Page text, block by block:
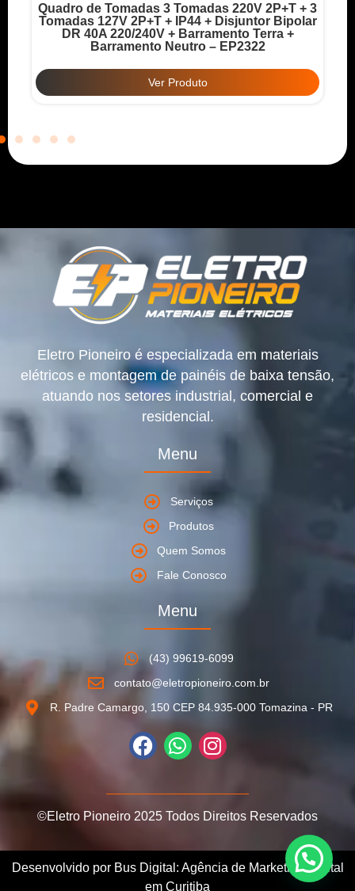
Quadro de Tomadas 3 Tomadas 220V 2P+T + 3
Tomadas 127V 2P+T + IP44 + Disjuntor Bipolar
DR 40A 220/240V + Barramento Terra +
Barramento Neutro – EP2322
Ver Produto
Eletro Pioneiro é especializada em materiais
elétricos e montagem de painéis de baixa tensão,
atuando nos setores industrial, comercial e
residencial.
Menu
Serviços
Produtos
Quem Somos
Fale Conosco
Menu
(43) 99619-6099
contato@eletropioneiro.com.br
R. Padre Camargo, 150 CEP 84.935-000 Tomazina - PR
©Eletro Pioneiro 2025 Todos Direitos Reservados
Desenvolvido por Bus Digital: Agência de Marketing Digital
em Curitiba